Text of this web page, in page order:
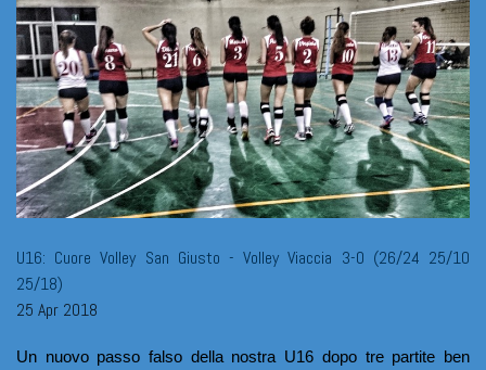
U16: Cuore Volley San Giusto - Volley Viaccia 3-0 (26/24 25/10
25/18)
25 Apr 2018
Un nuovo passo falso della nostra U16 dopo tre partite ben